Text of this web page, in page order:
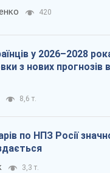
420
у 2026–2028
з нових прогнозів
8,6 т.
по НПЗ Росії
3,3 т.